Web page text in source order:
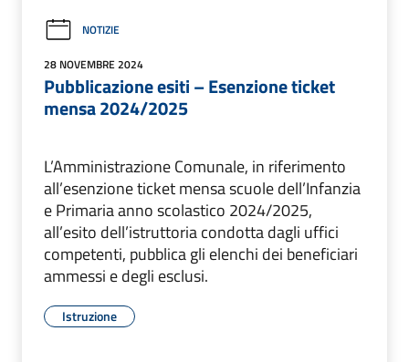
NOTIZIE
28 NOVEMBRE 2024
Pubblicazione esiti – Esenzione ticket
mensa 2024/2025
L’Amministrazione Comunale, in riferimento
all’esenzione ticket mensa scuole dell’Infanzia
e Primaria anno scolastico 2024/2025,
all’esito dell’istruttoria condotta dagli uffici
competenti, pubblica gli elenchi dei beneficiari
ammessi e degli esclusi.
Istruzione